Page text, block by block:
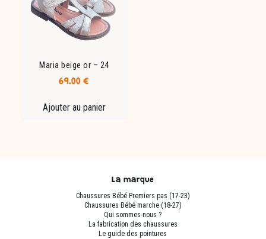
choisies
sur
la
produit
Maria beige or – 24
69.00€
Ajouter au panier
La marque
Chaussures Bébé Premiers pas (17-23)
Chaussures Bébé marche (18-27)
Qui sommes-nous ?
La fabrication des chaussures
Le guide des pointures